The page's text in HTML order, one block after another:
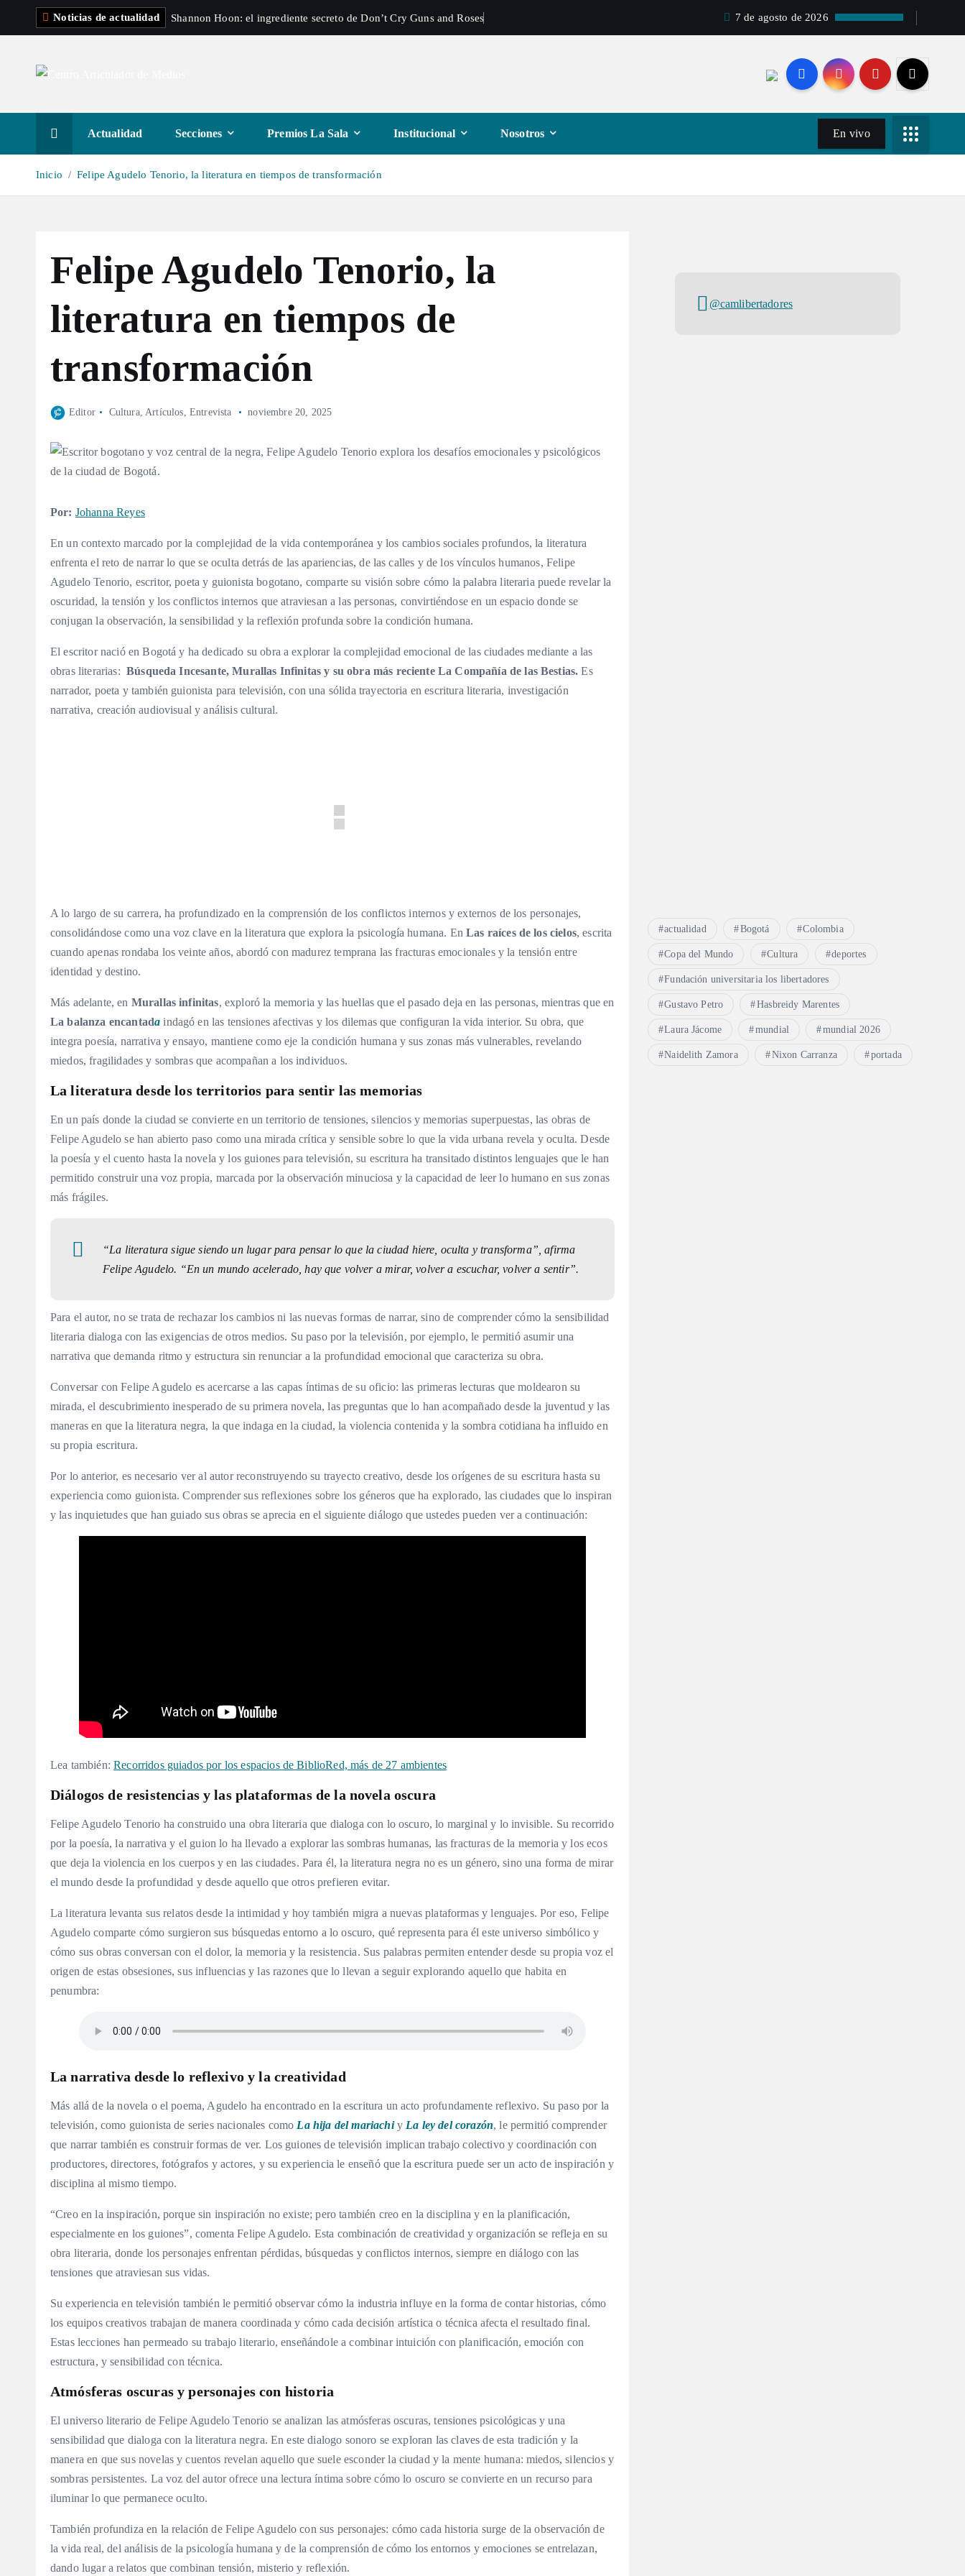
Noticias de actualidad Shannon Hoon: el ingrediente secreto de Don’t Cry Guns and Roses 7 de agosto de 2026
Actualidad Secciones Premios La Sala Institucional Nosotros En vivo
Inicio Felipe Agudelo Tenorio, la literatura en tiempos de transformación
Felipe Agudelo Tenorio, la
literatura en tiempos de
transformación
Editor Cultura,Artículos, Entrevista noviembre 20, 2025
Por: Johanna Reyes
En un contexto marcado por la complejidad de la vida contemporánea y los cambios sociales profundos, la literatura
enfrenta el reto de narrar lo que se oculta detrás de las apariencias, de las calles y de los vínculos humanos, Felipe
Agudelo Tenorio, escritor, poeta y guionista bogotano, comparte su visión sobre cómo la palabra literaria puede revelar la
oscuridad, la tensión y los conflictos internos que atraviesan a las personas, convirtiéndose en un espacio donde se
conjugan la observación, la sensibilidad y la reflexión profunda sobre la condición humana.
El escritor nació en Bogotá y ha dedicado su obra a explorar la complejidad emocional de las ciudades mediante a las
obras literarias:Búsqueda Incesante, Murallas Infinitas y su obra más reciente La Compañía de las Bestias. Es
narrador, poeta y también guionista para televisión, con una sólida trayectoria en escritura literaria, investigación
narrativa, creación audiovisual y análisis cultural.
A lo largo de su carrera, ha profundizado en la comprensión de los conflictos internos y externos de los personajes,
consolidándose como una voz clave en la literatura que explora la psicología humana. EnLas raíces de los cielos, escrita
cuando apenas rondaba los veinte años, abordó con madurez temprana las fracturas emocionales y la tensión entre
identidad y destino.
Más adelante, en Murallas infinitas, exploró la memoria y las huellas que el pasado deja en las personas, mientras que en
La balanza encantada indagó en las tensiones afectivas y los dilemas que configuran la vida interior. Su obra, que
integra poesía, narrativa y ensayo, mantiene como eje la condición humana y sus zonas más vulnerables, revelando
miedos, fragilidades y sombras que acompañan a los individuos.
La literatura desde los territorios para sentir las memorias
En un país donde la ciudad se convierte en un territorio de tensiones, silencios y memorias superpuestas, las obras de
Felipe Agudelo se han abierto paso como una mirada crítica y sensible sobre lo que la vida urbana revela y oculta. Desde
la poesía y el cuento hasta la novela y los guiones para televisión, su escritura ha transitado distintos lenguajes que le han
permitido construir una voz propia, marcada por la observación minuciosa y la capacidad de leer lo humano en sus zonas
más frágiles.
“La literatura sigue siendo un lugar para pensar lo que la ciudad hiere, oculta y transforma”, afirma
Felipe Agudelo. “En un mundo acelerado, hay que volver a mirar, volver a escuchar, volver a sentir”.
Para el autor, no se trata de rechazar los cambios ni las nuevas formas de narrar, sino de comprender cómo la sensibilidad
literaria dialoga con las exigencias de otros medios. Su paso por la televisión, por ejemplo, le permitió asumir una
narrativa que demanda ritmo y estructura sin renunciar a la profundidad emocional que caracteriza su obra.
Conversar con Felipe Agudelo es acercarse a las capas íntimas de su oficio: las primeras lecturas que moldearon su
mirada, el descubrimiento inesperado de su primera novela, las preguntas que lo han acompañado desde la juventud y las
maneras en que la literatura negra, la que indaga en la ciudad, la violencia contenida y la sombra cotidiana ha influido en
su propia escritura.
Por lo anterior, es necesario ver al autor reconstruyendo su trayecto creativo, desde los orígenes de su escritura hasta su
experiencia como guionista. Comprender sus reflexiones sobre los géneros que ha explorado, las ciudades que lo inspiran
y las inquietudes que han guiado sus obras se aprecia en el siguiente diálogo que ustedes pueden ver a continuación:
Lea también:Recorridos guiados por los espacios de BiblioRed, más de 27 ambientes
Diálogos de resistencias y las plataformas de la novela oscura
Felipe Agudelo Tenorio ha construido una obra literaria que dialoga con lo oscuro, lo marginal y lo invisible. Su recorrido
por la poesía, la narrativa y el guion lo ha llevado a explorar las sombras humanas, las fracturas de la memoria y los ecos
que deja la violencia en los cuerpos y en las ciudades. Para él, la literatura negra no es un género, sino una forma de mirar
el mundo desde la profundidad y desde aquello que otros prefieren evitar.
La literatura levanta sus relatos desde la intimidad y hoy también migra a nuevas plataformas y lenguajes. Por eso, Felipe
Agudelo comparte cómo surgieron sus búsquedas entorno a lo oscuro, qué representa para él este universo simbólico y
cómo sus obras conversan con el dolor, la memoria y la resistencia. Sus palabras permiten entender desde su propia voz el
origen de estas obsesiones, sus influencias y las razones que lo llevan a seguir explorando aquello que habita en
penumbra:
La narrativa desde lo reflexivo y la creatividad
Más allá de la novela o el poema, Agudelo ha encontrado en la escritura un acto profundamente reflexivo. Su paso por la
televisión, como guionista de series nacionales como La hija del mariachiy La ley del corazón, le permitió comprender
que narrar también es construir formas de ver. Los guiones de televisión implican trabajo colectivo y coordinación con
productores, directores, fotógrafos y actores, y su experiencia le enseñó que la escritura puede ser un acto de inspiración y
disciplina al mismo tiempo.
“Creo en la inspiración, porque sin inspiración no existe; pero también creo en la disciplina y en la planificación,
especialmente en los guiones”, comenta Felipe Agudelo. Esta combinación de creatividad y organización se refleja en su
obra literaria, donde los personajes enfrentan pérdidas, búsquedas y conflictos internos, siempre en diálogo con las
tensiones que atraviesan sus vidas.
Su experiencia en televisión también le permitió observar cómo la industria influye en la forma de contar historias, cómo
los equipos creativos trabajan de manera coordinada y cómo cada decisión artística o técnica afecta el resultado final.
Estas lecciones han permeado su trabajo literario, enseñándole a combinar intuición con planificación, emoción con
estructura, y sensibilidad con técnica.
Atmósferas oscuras y personajes con historia
El universo literario de Felipe Agudelo Tenorio se analizan las atmósferas oscuras, tensiones psicológicas y una
sensibilidad que dialoga con la literatura negra. En este dialogo sonoro se exploran las claves de esta tradición y la
manera en que sus novelas y cuentos revelan aquello que suele esconder la ciudad y la mente humana: miedos, silencios y
sombras persistentes. La voz del autor ofrece una lectura íntima sobre cómo lo oscuro se convierte en un recurso para
iluminar lo que permanece oculto.
También profundiza en la relación de Felipe Agudelo con sus personajes: cómo cada historia surge de la observación de
la vida real, del análisis de la psicología humana y de la comprensión de cómo los entornos y emociones se entrelazan,
dando lugar a relatos que combinan tensión, misterio y reflexión.
@camlibertadores
actualidad Bogotá Colombia
Copa del Mundo Cultura deportes
Fundación universitaria los libertadores
Gustavo Petro Hasbreidy Marentes
Laura Jácome mundial mundial 2026
Naidelith Zamora Nixon Carranza portada